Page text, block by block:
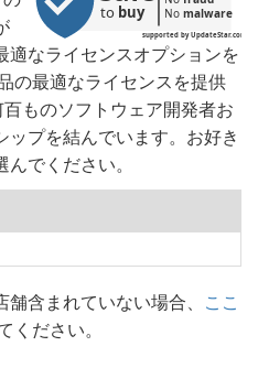
supported by UpdateStar.com
to buy
No malware
適なライセンスオプションを
の最適なライセンスを提供
ものソフトウェア開発者お
プを結んでいます。お好き
でください。
含まれていない場合、 ここ
ください。